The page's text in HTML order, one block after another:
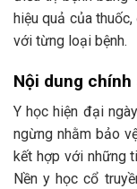
hiệu quả của
với từng loại bệnh.
Nội dung
Y học hiện đại
ngừng nhằm bảo
kết hợp với những
Nền y học cổ